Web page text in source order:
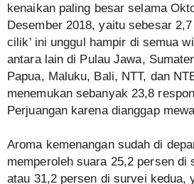
kenaikan paling besar selama
Desember 2018, yaitu sebesar
cilik’ ini unggul hampir di semua
antara lain di Pulau Jawa,
Papua, Maluku, Bali, NTT, dan
menemukan sebanyak 23,8
Perjuangan karena dianggap
Aroma kemenangan sudah di
memperoleh suara 25,2 persen di
atau 31,2 persen di survei kedua,